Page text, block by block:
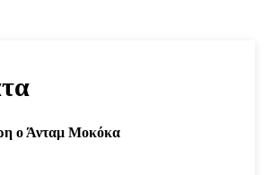
ο Άνταμ Μοκόκα